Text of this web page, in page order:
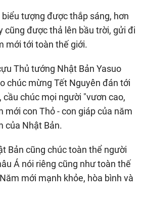
tượng được thắp sáng, hơn
cũng được thả lên bầu trời, gửi đi
mới tới toàn thế giới.
Thủ tướng Nhật Bản Yasuo
chúc mừng Tết Nguyên đán tới
chúc mọi người "vươn cao,
mới con Thỏ - con giáp của năm
của Nhật Bản.
Bản cũng chúc toàn thể người
Á nói riêng cũng như toàn thế
mới mạnh khỏe, hòa bình và